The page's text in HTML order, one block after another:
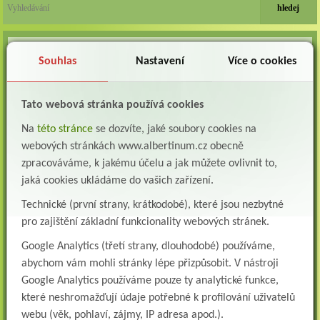
Lékař na oddělení psychiatrie
Albertinum, odborný léčebný ústav, Žamberkpřijme do pracovního poměru: Lékaře na
oddělení psychiatrie ...
Lékař oddělení pneumologie a ftizeologie (plicní oddělení)
oddělení pneumologie a ftizeologie (pl...
Přidejte se k nám Do našeho týmu přijmeme všeobecnou nebo praktickou sestru na
lůžkové oddělení následné a dlouhodobé pé...
Všeobecná sestra na plicní oddělení
Albertinum, odborný léčebný ústav, přijme do pracovního poměru: VŠEOBECNÁ
SESTRA na oddělení pneumologie a ftizeologiePr...
Souhlas Nastavení Více o cookies
Tato webová stránka používá cookies
Na této stránce se dozvíte, jaké soubory cookies na
webových stránkách www.albertinum.cz obecně
zpracováváme, k jakému účelu a jak můžete ovlivnit to,
jaká cookies ukládáme do vašich zařízení.
Technické (první strany, krátkodobé), které jsou nezbytné
pro zajištění základní funkcionality webových stránek.
Google Analytics (třetí strany, dlouhodobé) používáme,
abychom vám mohli stránky lépe přizpůsobit. V nástroji
Google Analytics používáme pouze ty analytické funkce,
které neshromažďují údaje potřebné k profilování uživatelů
webu (věk, pohlaví, zájmy, IP adresa apod.).